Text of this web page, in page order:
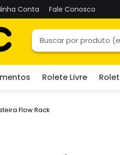
Conta Fale Conosco
Rolete Livre
Flow Rack